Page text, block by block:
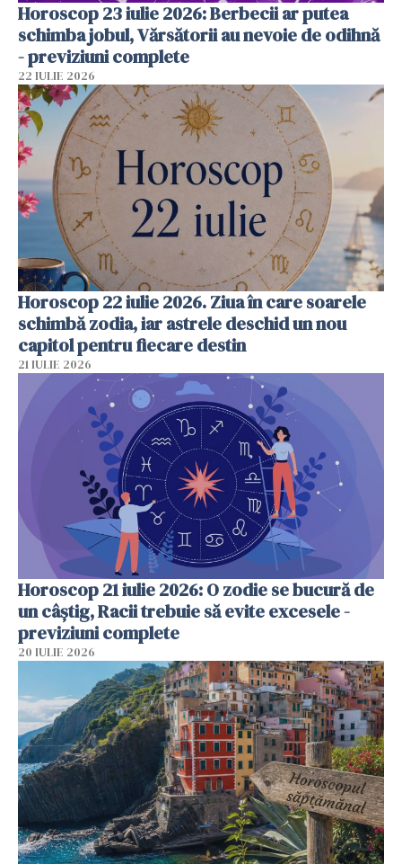
Horoscop 23 iulie 2026: Berbecii ar putea
schimba jobul, Vărsătorii au nevoie de odihnă
- previziuni complete
22 IULIE 2026
Horoscop 22 iulie 2026. Ziua în care soarele
schimbă zodia, iar astrele deschid un nou
capitol pentru fiecare destin
21 IULIE 2026
Horoscop 21 iulie 2026: O zodie se bucură de
un câștig, Racii trebuie să evite excesele -
previziuni complete
20 IULIE 2026